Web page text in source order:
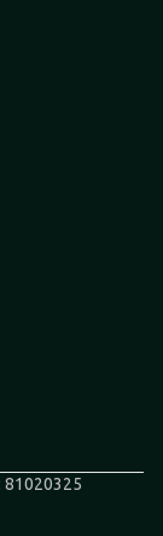
81020325